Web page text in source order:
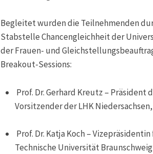
Begleitet wurden die Teilnehmenden
Stabstelle Chancengleichheit der
der Frauen- und
Breakout-Sessions:
Prof. Dr. Gerhard Kreutz –
Vorsitzender der LHK Niedersachsen,
Prof. Dr. Katja Koch –
Technische Universität